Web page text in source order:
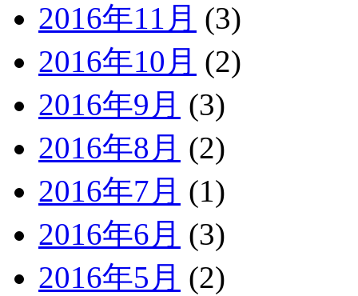
2016年11月 (3)
2016年10月 (2)
2016年9月 (3)
2016年8月 (2)
2016年7月 (1)
2016年6月 (3)
2016年5月 (2)